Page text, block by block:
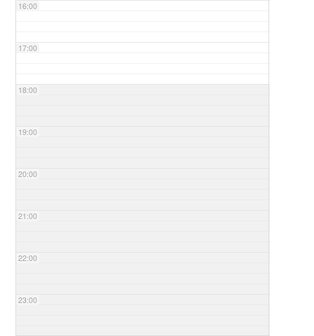
16:00
17:00
18:00
19:00
20:00
21:00
22:00
23:00